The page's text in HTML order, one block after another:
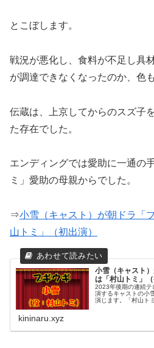
とこぼします。
戦況が悪化し、食料が不足し具
が調達できなくなったのか、色
伝蔵は、上京してからのスズ子
た存在でした。
エンディングでは愛助に一通の
ミ」愛助の母親からでした。
⇒小雪（キャスト）が朝ドラ「
山トミ」（初出演）
小雪（キャスト
は「村山トミ」（
2023年後期の連続テ
演するキャストの小
演じます。「村山ト
kininaru.xyz